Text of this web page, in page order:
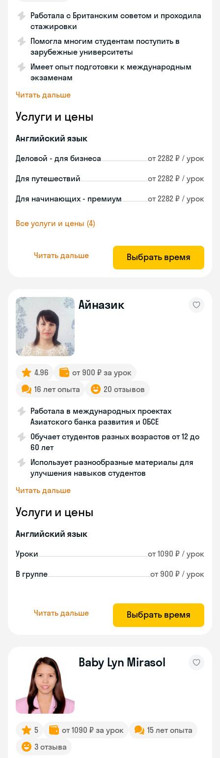
Работала с Британским советом и проходила
стажировки
Помогла многим студентам поступить в
зарубежные университеты
Имеет опыт подготовки к международным
экзаменам
Читать дальше
Услуги и цены
Английский язык
Деловой - для бизнеса от 2282 ₽ / урок
Для путешествий от 2282 ₽ / урок
Для начинающих - премиум от 2282 ₽ / урок
Все услуги и цены (4)
Читать дальше Выбрать время
Айназик
4.96
от 900 ₽ за урок
16 лет опыта
20 отзывов
Работала в международных проектах
Азиатского банка развития и ОБСЕ
Обучает студентов разных возрастов от 12 до
60 лет
Использует разнообразные материалы для
улучшения навыков студентов
Читать дальше
Услуги и цены
Английский язык
Уроки от 1090 ₽ / урок
В группе от 900 ₽ / урок
Читать дальше Выбрать время
Baby Lyn Mirasol
5 от 1090 ₽ за урок
15 лет опыта
3 отзыва